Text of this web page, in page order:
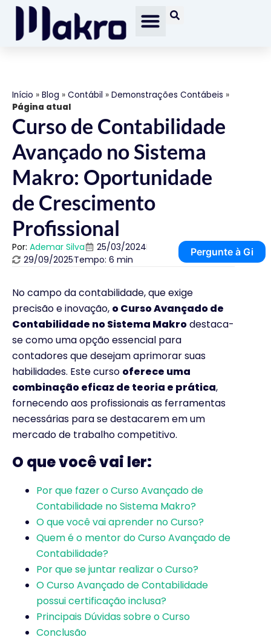
Início » Blog » Contábil » Demonstrações Contábeis »
Página atual
Curso de Contabilidade
Avançado no Sistema
Makro: Oportunidade
de Crescimento
Profissional
Por: Ademar Silva
25/03/2024
29/09/2025Tempo: 6 min
Pergunte à Gi
No campo da contabilidade, que exige
precisão e inovação, o Curso Avançado de
Contabilidade no Sistema Makrodestaca-
se como uma opção essencial para
contadores que desejam aprimorar suas
habilidades. Este curso oferece uma
combinação eficaz de teoria e prática,
fornecendo aos profissionais as ferramentas
necessárias para se destacarem em um
mercado de trabalho competitivo.
O que você vai ler:
Por que fazer o Curso Avançado de
Contabilidade no Sistema Makro?
O que você vai aprender no Curso?
Quem é o mentor do Curso Avançado de
Contabilidade?
Por que se juntar realizar o Curso?
O Curso Avançado de Contabilidade
possui certificação inclusa?
Principais Dúvidas sobre o Curso
Conclusão